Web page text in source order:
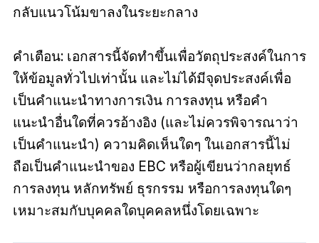
กลับแนวโน้มขาลงในระยะกลาง
คำเตือน: เอกสารนี้จัดทำขึ้นเพื่อวัตถุประสงค์ในการ
ให้ข้อมูลทั่วไปเท่านั้น และไม่ได้มีจุดประสงค์เพื่อ
เป็นคำแนะนำทางการเงิน การลงทุน หรือคำ
แนะนำอื่นใดที่ควรอ้างอิง (และไม่ควรพิจารณาว่า
เป็นคำแนะนำ) ความคิดเห็นใดๆ ในเอกสารนี้ไม่
ถือเป็นคำแนะนำของ EBC หรือผู้เขียนว่ากลยุทธ์
การลงทุน หลักทรัพย์ ธุรกรรม หรือการลงทุนใดๆ
เหมาะสมกับบุคคลใดบุคคลหนึ่งโดยเฉพาะ